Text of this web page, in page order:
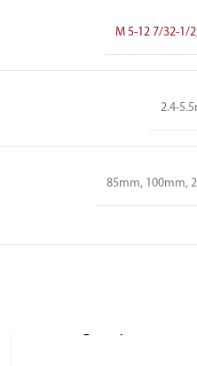
M 5-12 7/32-1/2
2.4-
85mm, 100mm,